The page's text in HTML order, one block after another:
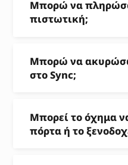
Μπορώ να
πιστωτική;
Μπορώ να
στο Sync;
Μπορεί το όχημα
πόρτα ή το